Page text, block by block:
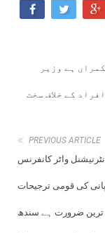
ہے وزیر
کے خلاف سخت
PREVIOUS ARTICLE
واٹر کانفرنس
پانی کی قومی ترجیحات
ترین ضرورت ہے سندھ